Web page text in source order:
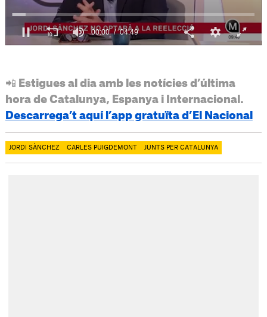
📲 Estigues al dia amb les notícies d’última
hora de Catalunya, Espanya i Internacional.
Descarrega’t aquí l’app gratuïta d’El Nacional
JORDI SÀNCHEZ CARLES PUIGDEMONT JUNTS PER CATALUNYA